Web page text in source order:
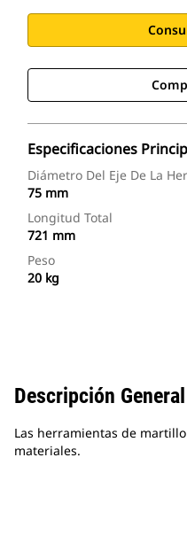
Especificaciones
Diámetro Del Eje De La
75 mm
Longitud Total
721 mm
Peso
20 kg
Descripción General
Las herramientas de
materiales.